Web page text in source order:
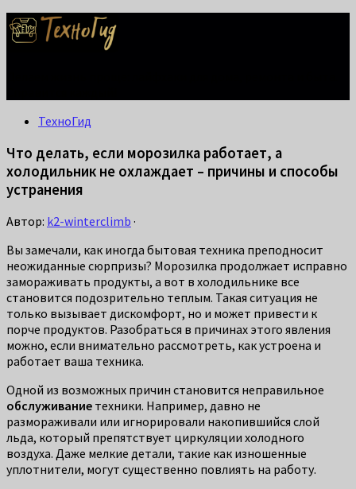
ТехноГид
Что делать, если морозилка работает, а
холодильник не охлаждает – причины и способы
устранения
Автор: k2-winterclimb ·
Вы замечали, как иногда бытовая техника преподносит
неожиданные сюрпризы? Морозилка продолжает исправно
замораживать продукты, а вот в холодильнике все
становится подозрительно теплым. Такая ситуация не
только вызывает дискомфорт, но и может привести к
порче продуктов. Разобраться в причинах этого явления
можно, если внимательно рассмотреть, как устроена и
работает ваша техника.
Одной из возможных причин становится неправильное
обслуживание техники. Например, давно не
размораживали или игнорировали накопившийся слой
льда, который препятствует циркуляции холодного
воздуха. Даже мелкие детали, такие как изношенные
уплотнители, могут существенно повлиять на работу.